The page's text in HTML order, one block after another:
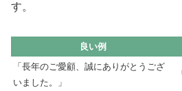
す。
良い例
「長年のご愛顧、誠にありがとうござ
いました。」